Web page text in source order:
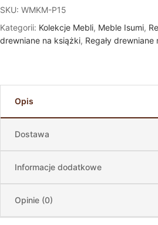
SKU: WMKM-P15
Kategorii: Kolekcje Mebli, Meble Isumi,
drewniane na książki, Regały drewniane
Opis
Dostawa
Informacje dodatkowe
Opinie (0)